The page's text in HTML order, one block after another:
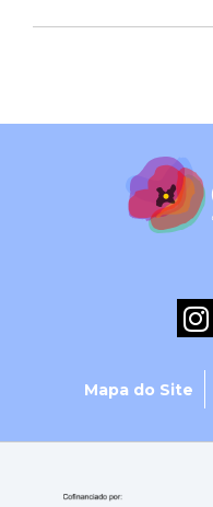
Mapa do Site